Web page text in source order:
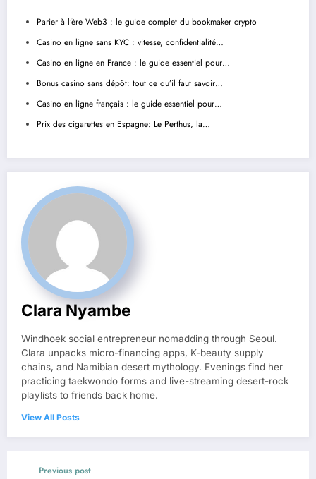
Parier à l’ère Web3 : le guide complet du bookmaker crypto
Casino en ligne sans KYC : vitesse, confidentialité…
Casino en ligne en France : le guide essentiel pour…
Bonus casino sans dépôt: tout ce qu’il faut savoir…
Casino en ligne français : le guide essentiel pour…
Prix des cigarettes en Espagne: Le Perthus, la…
Clara Nyambe
Windhoek social entrepreneur nomadding through Seoul.
Clara unpacks micro-financing apps, K-beauty supply
chains, and Namibian desert mythology. Evenings find her
practicing taekwondo forms and live-streaming desert-rock
playlists to friends back home.
View All Posts
Previous post